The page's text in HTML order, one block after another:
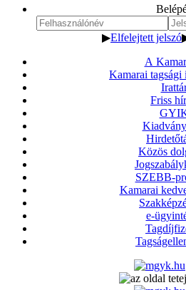
▶Elfelejtett jelszó
A
Kamarai
Friss
Közös
SZEBB-
Kamarai
e-